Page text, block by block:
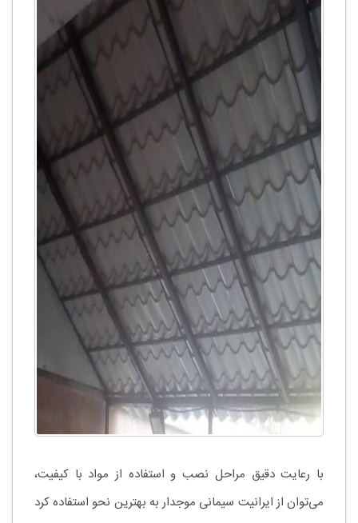
با رعایت دقیق مراحل نصب و استفاده از مواد با کیفیت،
می‌توان از ایرانیت سیمانی موجدار به بهترین نحو استفاده کرد